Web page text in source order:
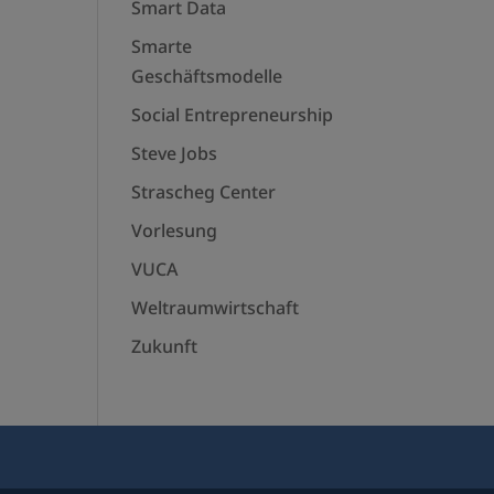
Smart Data
Smarte
Geschäftsmodelle
Social Entrepreneurship
Steve Jobs
Strascheg Center
Vorlesung
VUCA
Weltraumwirtschaft
Zukunft